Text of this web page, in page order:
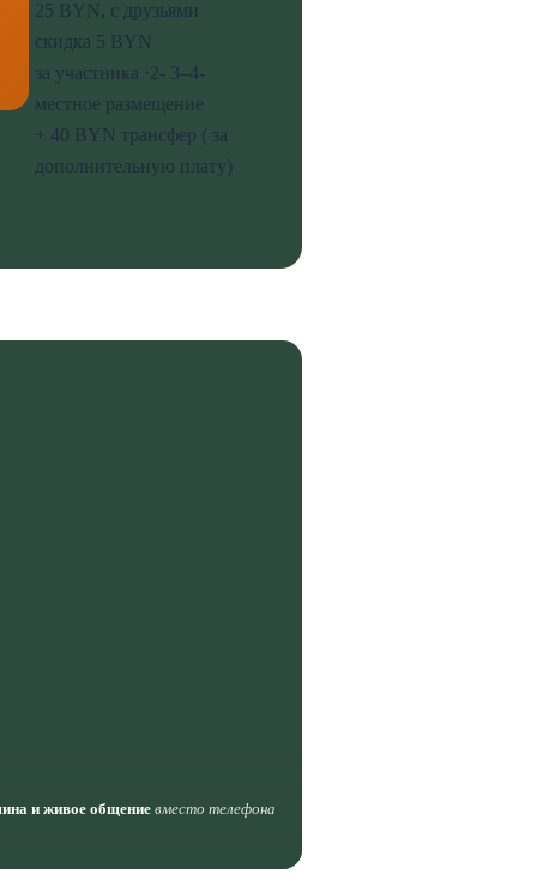
25 BYN, с друзьями
скидка 5 BYN
за участника ·2- 3–4-
местное размещение
+ 40 BYN трансфер ( за
дополнительную плату)
и живое общение вместо телефона